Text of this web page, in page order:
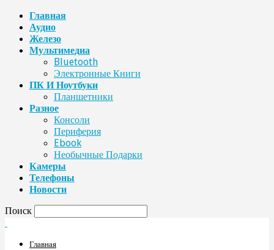
Главная
Аудио
Железо
Мультимедиа
Bluetooth
Электронные Книги
ПК И Ноутбуки
Планшетники
Разное
Консоли
Периферия
Ebook
Необычные Подарки
Камеры
Телефоны
Новости
Поиск
Главная